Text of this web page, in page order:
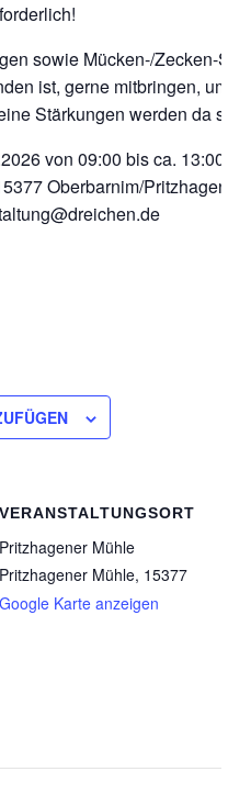
sowie Mücken-/Zecken-
ist, gerne mitbringen, um
Stärkungen werden da
von 09:00 bis ca. 13:00
Oberbarnim/Pritzhagen
VERANSTALTUNGSORT
Pritzhagener Mühle
Pritzhagener Mühle, 15377
Google Karte anzeigen